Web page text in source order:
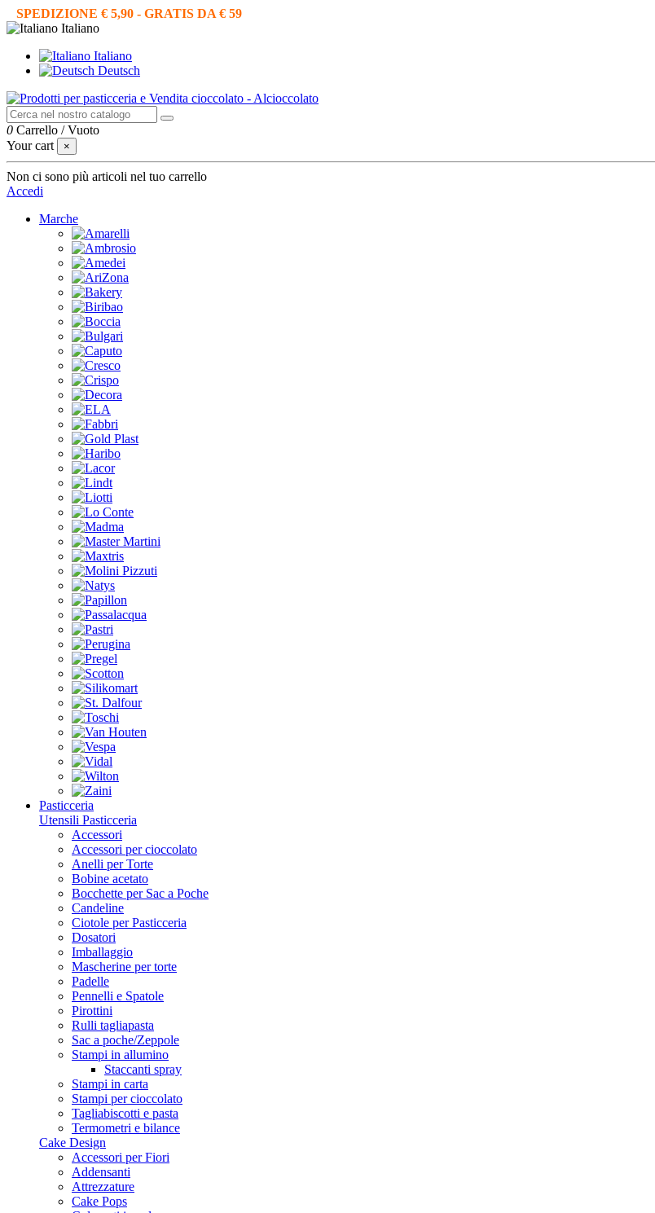
SPEDIZIONE € 5,90 - GRATIS DA € 59
Italiano
Italiano
Deutsch
0 Carrello /Vuoto
Your cart
×
Non ci sono più articoli nel tuo carrello
Accedi
Marche
Pasticceria
Utensili Pasticceria
Accessori
Accessori per cioccolato
Anelli per Torte
Bobine acetato
Bocchette per Sac a Poche
Candeline
Ciotole per Pasticceria
Dosatori
Imballaggio
Mascherine per torte
Padelle
Pennelli e Spatole
Pirottini
Rulli tagliapasta
Sac a poche/Zeppole
Stampi in allumino
Staccanti spray
Stampi in carta
Stampi per cioccolato
Tagliabiscotti e pasta
Termometri e bilance
Cake Design
Accessori per Fiori
Addensanti
Attrezzature
Cake Pops